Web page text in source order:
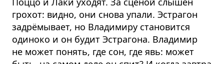
грохот: видно, они снова упали. Эстрагон
задрёмывает, но Владимиру становится
одиноко и он будит Эстрагона. Владимир
не может понять, где сон, где явь: может